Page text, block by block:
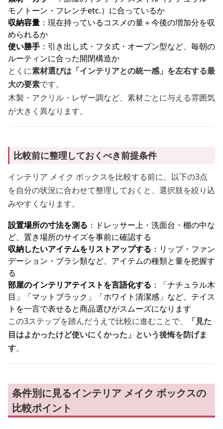
モノトーン・フレンチetc.）に合っているか
収納容量 ：現在持っているコスメの量＋今後の増加分を収
められるか
使い勝手 ：引き出し式・フタ式・オープン型など、毎朝の
ルーティンに合った開閉構造か
とくに素材選びは「インテリアとの統一感」を左右する最
大の要素です。
木製・アクリル・レザー調など、素材ごとに与える雰囲気
が大きく異なります。
比較前に整理しておくべき前提条件
インテリア メイク ボックスを比較する前に、以下の3点
を自分の状況に合わせて整理しておくと、選択肢を絞り込
みやすくなります。
設置場所の寸法を測る ：ドレッサー上・洗面台・棚の中な
ど、置き場所のサイズを事前に確認する
収納したいアイテムをリストアップする ：リップ・ファン
デーション・ブラシ類など、アイテムの種類と量を把握す
る
部屋のインテリアテイストを言語化する ：「ナチュラル木
目」「マットブラック」「ホワイト清潔感」など、テイス
トを一言で表せると商品選びがスムーズになります
この3ステップを踏んだうえで比較に進むことで、
「見た
目はよかったけど使いにくかった」という後悔を防げま
す。
条件別に見るインテリア メイク ボックスの
比較ポイント